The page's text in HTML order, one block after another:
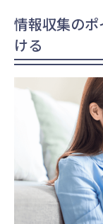
情報収集の
ける